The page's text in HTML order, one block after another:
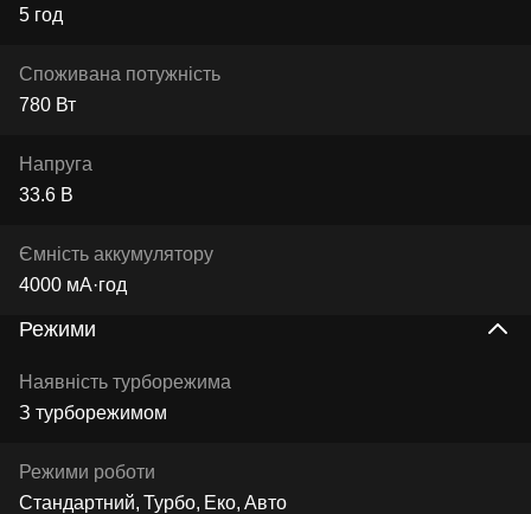
5 год
Споживана потужність
780 Вт
Напруга
33.6 В
Ємність аккумулятору
4000 мА·год
Режими
Наявність турборежима
З турборежимом
Режими роботи
Стандартний Турбо Еко Авто